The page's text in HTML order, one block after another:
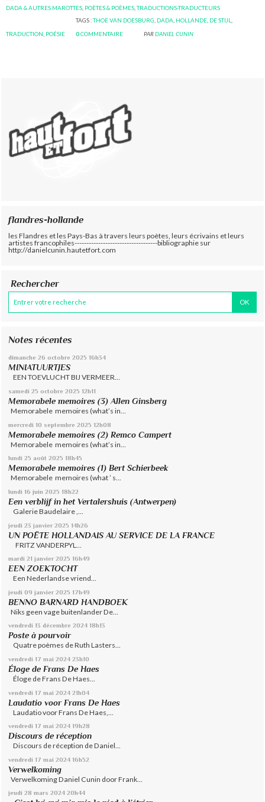
DADA & AUTRES MAROTTES POÈTES & POÈMES ,TRADUCTIONS-TRADUCTEURS
TAGS :THOE VAN DOESBURG DADA HOLLANDE DE STIJL
TRADUCTION POÉSIE 0COMMENTAIRE PARDANIEL CUNIN
flandres-hollande
les Flandres et les Pays-Bas à travers leurs poètes, leurs écrivains et leurs
artistes francophiles-----------------------------------bibliographie sur
http://danielcunin.hautetfort.com
Rechercher
Notes récentes
dimanche 26 octobre 2025 16h34
MINIATUURTJES
EEN TOEVLUCHT BIJ VERMEER...
samedi 25 octobre 2025 12h11
Memorabele memoires (3) Allen Ginsberg
Memorabele memoires (what’s in...
mercredi 10 septembre 2025 12h08
Memorabele memoires (2) Remco Campert
Memorabele memoires (what’s in...
lundi 25 août 2025 18h45
Memorabele memoires (1) Bert Schierbeek
Memorabele memoires (what ’ s...
lundi 16 juin 2025 18h22
Een verblijf in het Vertalershuis (Antwerpen)
Galerie Baudelaire ,...
jeudi 23 janvier 2025 14h26
UN POËTE HOLLANDAIS AU SERVICE DE LA FRANCE
FRITZ VANDERPYL...
mardi 21 janvier 2025 16h49
EEN ZOEKTOCHT
Een Nederlandse vriend...
jeudi 09 janvier 2025 17h49
BENNO BARNARD HANDBOEK
Niks geen vage buitenlander De...
vendredi 13 décembre 2024 18h13
Poste à pourvoir
Quatre poèmes de Ruth Lasters...
vendredi 17 mai 2024 23h10
Éloge de Frans De Haes
Éloge de Frans De Haes...
vendredi 17 mai 2024 21h04
Laudatio voor Frans De Haes
Laudatio voor Frans De Haes,...
vendredi 17 mai 2024 19h28
Discours de réception
Discours de réception de Daniel...
vendredi 17 mai 2024 16h52
Verwelkoming
Verwelkoming Daniel Cunin door Frank...
jeudi 28 mars 2024 20h44